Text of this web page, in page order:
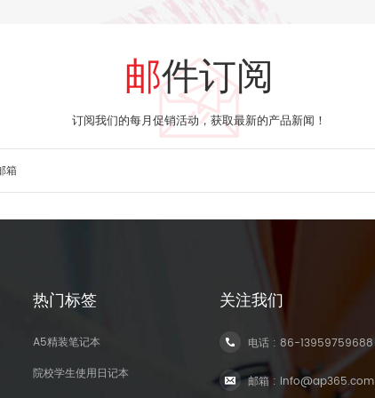
邮件订阅
订阅我们的每月促销活动，获取最新的产品新闻！
热门标签
A5精装笔记本
院校学生使用日记本
关注我们
电话 :86-13959759688
邮箱 : info@ap365.com